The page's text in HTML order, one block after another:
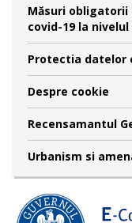
Măsuri obligatorii
covid-19 la
Protectia datelor
Despre cookie
Recensamantul
Urbanism si